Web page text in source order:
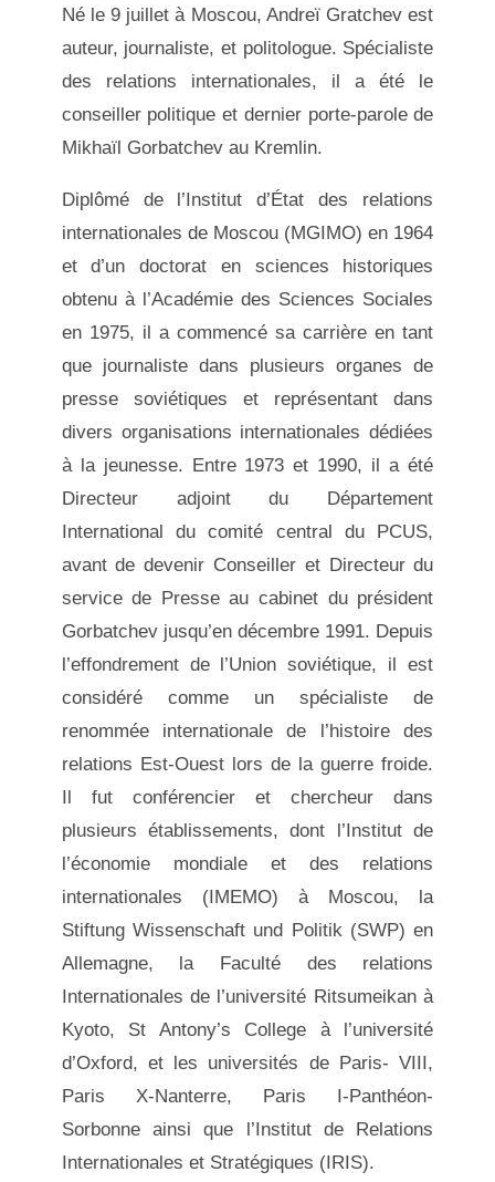
Né le 9 juillet à Moscou, Andreï Gratchev est
auteur, journaliste, et politologue. Spécialiste
des relations internationales, il a été le
conseiller politique et dernier porte-parole de
Mikhaïl Gorbatchev au Kremlin.
Diplômé de l’Institut d’État des relations
internationales de Moscou (MGIMO) en 1964
et d’un doctorat en sciences historiques
obtenu à l’Académie des Sciences Sociales
en 1975, il a commencé sa carrière en tant
que journaliste dans plusieurs organes de
presse soviétiques et représentant dans
divers organisations internationales dédiées
à la jeunesse. Entre 1973 et 1990, il a été
Directeur adjoint du Département
International du comité central du PCUS,
avant de devenir Conseiller et Directeur du
service de Presse au cabinet du président
Gorbatchev jusqu’en décembre 1991. Depuis
l’effondrement de l’Union soviétique, il est
considéré comme un spécialiste de
renommée internationale de l’histoire des
relations Est-Ouest lors de la guerre froide.
Il fut conférencier et chercheur dans
plusieurs établissements, dont l’Institut de
l’économie mondiale et des relations
internationales (IMEMO) à Moscou, la
Stiftung Wissenschaft und Politik (SWP) en
Allemagne, la Faculté des relations
Internationales de l’université Ritsumeikan à
Kyoto, St Antony’s College à l’université
d’Oxford, et les universités de Paris- VIII,
Paris X-Nanterre, Paris I-Panthéon-
Sorbonne ainsi que l’Institut de Relations
Internationales et Stratégiques (IRIS).